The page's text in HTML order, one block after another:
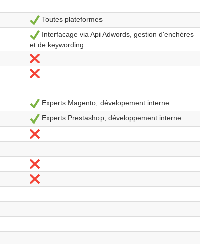
Ja
Toutes plateformes
Ja
Interfacage via Api Adwords, gestion d'enchères
et de keywording
Nein
Nein
Ja
Experts Magento, dévelopement interne
Ja
Experts Prestashop, développement interne
Nein
Nein
Nein